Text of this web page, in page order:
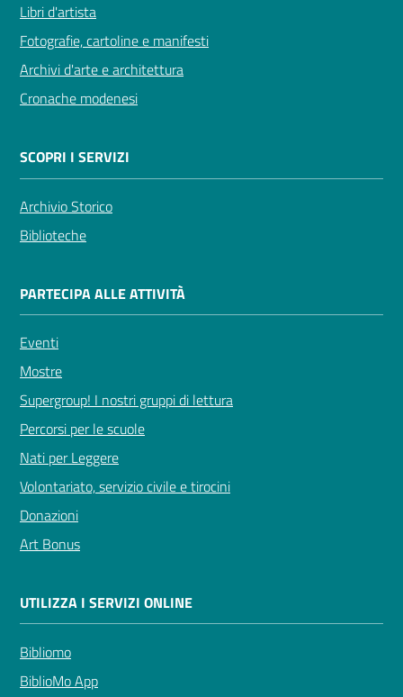
Libri d'artista
Fotografie, cartoline e manifesti
Archivi d'arte e architettura
Cronache modenesi
SCOPRI I SERVIZI
Archivio Storico
Biblioteche
PARTECIPA ALLE ATTIVITÀ
Eventi
Mostre
Supergroup! I nostri gruppi di lettura
Percorsi per le scuole
Nati per Leggere
Volontariato, servizio civile e tirocini
Donazioni
Art Bonus
UTILIZZA I SERVIZI ONLINE
Bibliomo
BiblioMo App